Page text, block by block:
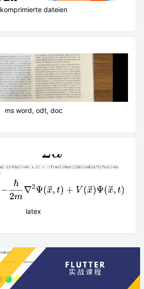
komprimierte dateien
ms word, odt, doc
latex